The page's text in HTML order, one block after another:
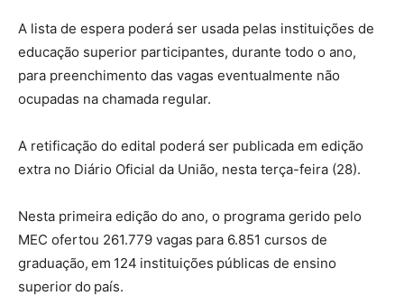
A lista de espera poderá ser usada pelas instituições de
educação superior participantes, durante todo o ano,
para preenchimento das vagas eventualmente não
ocupadas na chamada regular.
A retificação do edital poderá ser publicada em edição
extra no Diário Oficial da União, nesta terça-feira (28).
Nesta primeira edição do ano, o programa gerido pelo
MEC ofertou 261.779 vagas para 6.851 cursos de
graduação, em 124 instituições públicas de ensino
superior do país.